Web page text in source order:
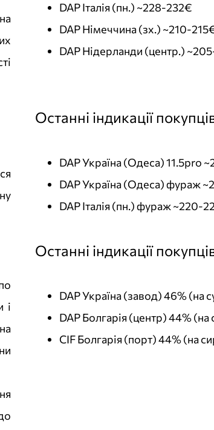
DAP Італія (пн.) ~228-232€
DAP Німеччина (зх.) ~210-
DAP Нідерланди (центр.)
Останні індикації
DAP Україна (Одеса) 11.5pro
DAP Україна (Одеса) фураж
DAP Італія (пн.) фураж ~220-
і
Останні індикації
DAP Україна (завод) 46% (на
DAP Болгарія (центр) 44%
CIF Болгарія (порт) 44% (на